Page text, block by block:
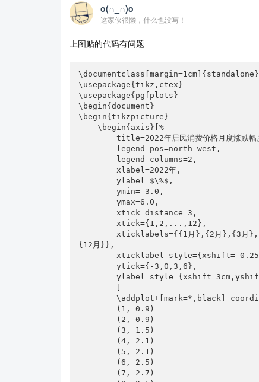
        (4, 2.1)
        (5, 2.1)
        (7, 2.7)
        (10, 2.1)
        (11,1.6)
        (12,1.8)
    };
    \addplot+ [mark=triangle*,black] coordinates {
   (11,-0.2)
\legend{月度同比,月度环比}
\end{document}
o(∩_∩)o
这家伙很懒，什么也没写！
上图贴的代码有问题
\documentclass[margin=1cm]{standalone}
\usepackage{tikz,ctex}
\usepackage{pgfplots}
\begin{document}
\begin{tikzpicture}
    \begin{axis}[%
        title=2022年居民消费价格月度涨跌幅度,
        xlabel=2022年,
        ylabel=$\%$,
        ymin=-3.0,
        ymax=6.0,
        xtick distance=3,
        xtick={1,2,...,12},
        xticklabels={{1月},{2月},{3月},{4月},{5月},{6月},{7月},{8月},{9月},{10月},{11月},
{12月}},
        xticklabel style={xshift=-0.25cm,yshift=0mm},
        ytick={-3,0,3,6},
        ylabel style={xshift=3cm,yshift=-0.6cm,rotate=90}
        \addplot+[mark=*,black] coordinates {